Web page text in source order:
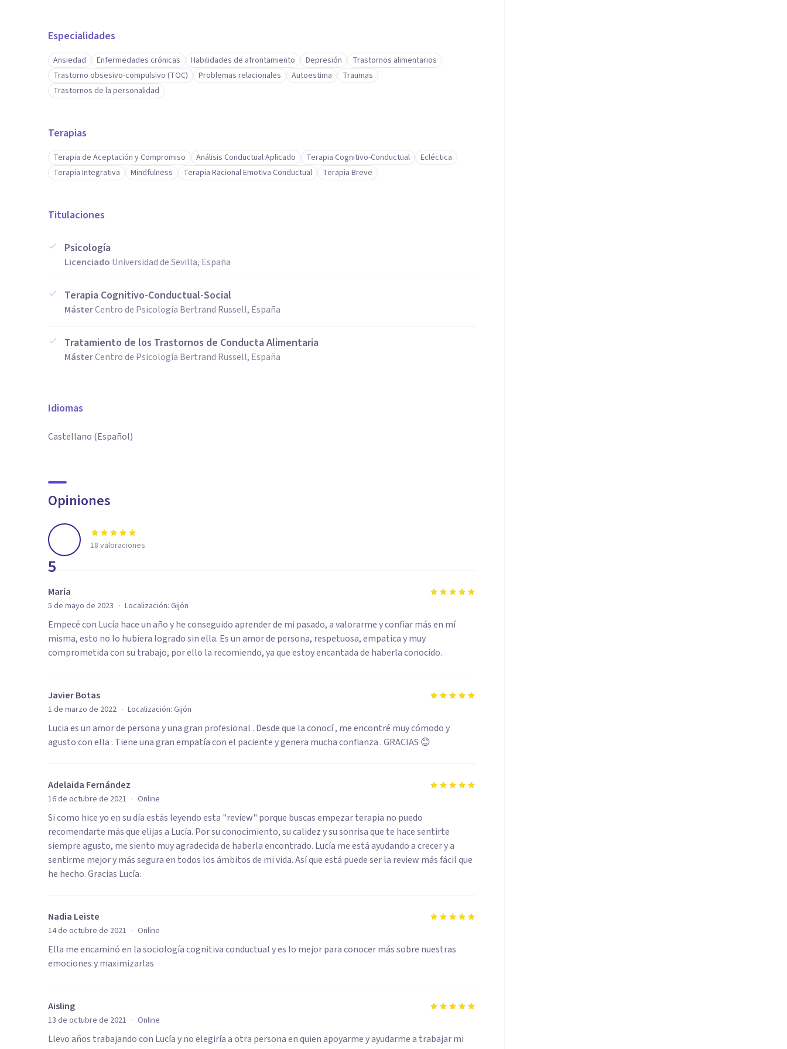
Especialidades
Ansiedad Enfermedades crónicas Habilidades de afrontamiento Depresión
Trastornos alimentarios
Trastorno obsesivo-compulsivo (TOC)
Problemas relacionales Autoestima
Traumas
Trastornos de la personalidad
Terapias
Terapia de Aceptación y Compromiso Análisis Conductual Aplicado Terapia Cognitivo-Conductual
Ecléctica
Terapia Integrativa
Mindfulness Terapia Racional Emotiva Conductual Terapia Breve
Titulaciones
Psicología
Licenciado Universidad de Sevilla, España
Terapia Cognitivo-Conductual-Social
MásterCentro de Psicología Bertrand Russell, España
Tratamiento de los Trastornos de Conducta Alimentaria
MásterCentro de Psicología Bertrand Russell, España
Idiomas
Castellano (Español)
Opiniones
5
18 valoraciones
María
5 de mayo de 2023 · Localización: Gijón
Empecé con Lucía hace un año y he conseguido aprender de mi pasado, a valorarme y confiar más en mí
misma, esto no lo hubiera logrado sin ella. Es un amor de persona, respetuosa, empatica y muy
comprometida con su trabajo, por ello la recomiendo, ya que estoy encantada de haberla conocido.
Javier Botas
1 de marzo de 2022 · Localización: Gijón
Lucia es un amor de persona y una gran profesional . Desde que la conocí , me encontré muy cómodo y
agusto con ella . Tiene una gran empatía con el paciente y genera mucha confianza . GRACIAS 😊
Adelaida Fernández
16 de octubre de 2021 · Online
Si como hice yo en su día estás leyendo esta "review" porque buscas empezar terapia no puedo
recomendarte más que elijas a Lucía. Por su conocimiento, su calidez y su sonrisa que te hace sentirte
siempre agusto, me siento muy agradecida de haberla encontrado. Lucía me está ayudando a crecer y a
sentirme mejor y más segura en todos los ámbitos de mi vida. Así que está puede ser la review más fácil que
he hecho. Gracias Lucía.
Nadia Leiste
14 de octubre de 2021 · Online
Ella me encaminó en la sociología cognitiva conductual y es lo mejor para conocer más sobre nuestras
emociones y maximizarlas
Aisling
13 de octubre de 2021 · Online
Llevo años trabajando con Lucía y no elegiría a otra persona en quien apoyarme y ayudarme a trabajar mi